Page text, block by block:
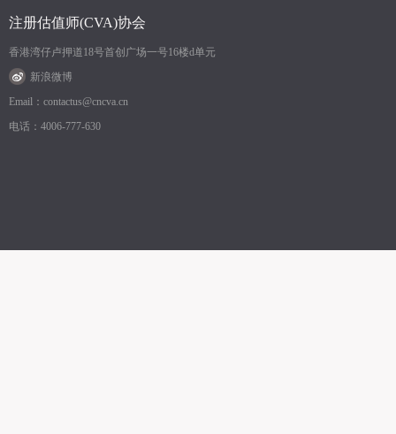
注册估值师(CVA)协会
香港湾仔卢押道18号首创广场一号16楼d单元
新浪微博
Email：contactus@cncva.cn
电话：4006-777-630